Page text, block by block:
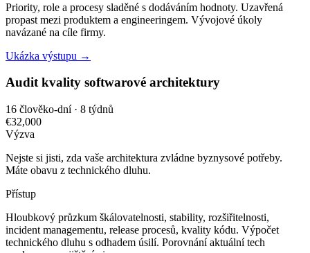
Priority, role a procesy sladěné s dodáváním hodnoty. Uzavřená
propast mezi produktem a engineeringem. Vývojové úkoly
navázané na cíle firmy.
Ukázka výstupu →
Audit kvality softwarové architektury
16 člověko-dní · 8 týdnů
€32,000
Výzva
Nejste si jisti, zda vaše architektura zvládne byznysové potřeby.
Máte obavu z technického dluhu.
Přístup
Hloubkový průzkum škálovatelnosti, stability, rozšiřitelnosti,
incident managementu, release procesů, kvality kódu. Výpočet
technického dluhu s odhadem úsilí. Porovnání aktuální tech